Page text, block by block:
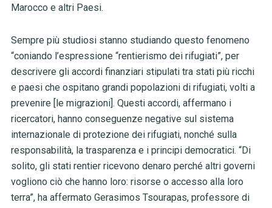
Marocco e altri Paesi.
Sempre più studiosi stanno studiando questo fenomeno
“coniando l’espressione “rentierismo dei rifugiati”, per
descrivere gli accordi finanziari stipulati tra stati più ricchi
e paesi che ospitano grandi popolazioni di rifugiati, volti a
prevenire [le migrazioni]. Questi accordi, affermano i
ricercatori, hanno conseguenze negative sul sistema
internazionale di protezione dei rifugiati, nonché sulla
responsabilità, la trasparenza e i principi democratici. “Di
solito, gli stati rentier ricevono denaro perché altri governi
vogliono ciò che hanno loro: risorse o accesso alla loro
terra”, ha affermato Gerasimos Tsourapas, professore di